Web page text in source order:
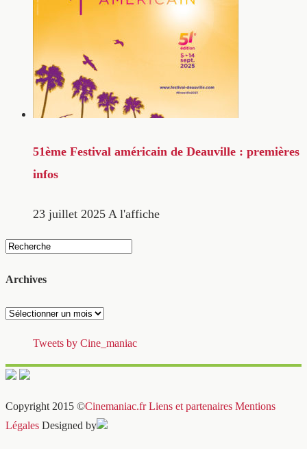
51ème Festival américain de Deauville : premières
infos
23 juillet 2025 A l'affiche
Archives
Archives
Tweets by Cine_maniac
Copyright 2015 ©Cinemaniac.fr Liens et partenaires Mentions
Légales Designed by